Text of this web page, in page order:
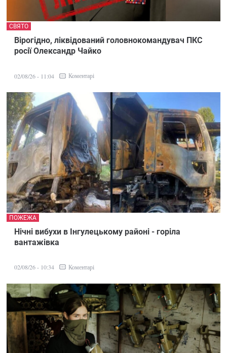
Вірогідно, ліквідований головнокомандувач ПКС
росії Олександр Чайко
СВЯТО
02/08/26 - 11:04 Коментарі
Нічні вибухи в Інгулецькому районі - горіла
вантажівка
ПОЖЕЖА
02/08/26 - 10:34 Коментарі